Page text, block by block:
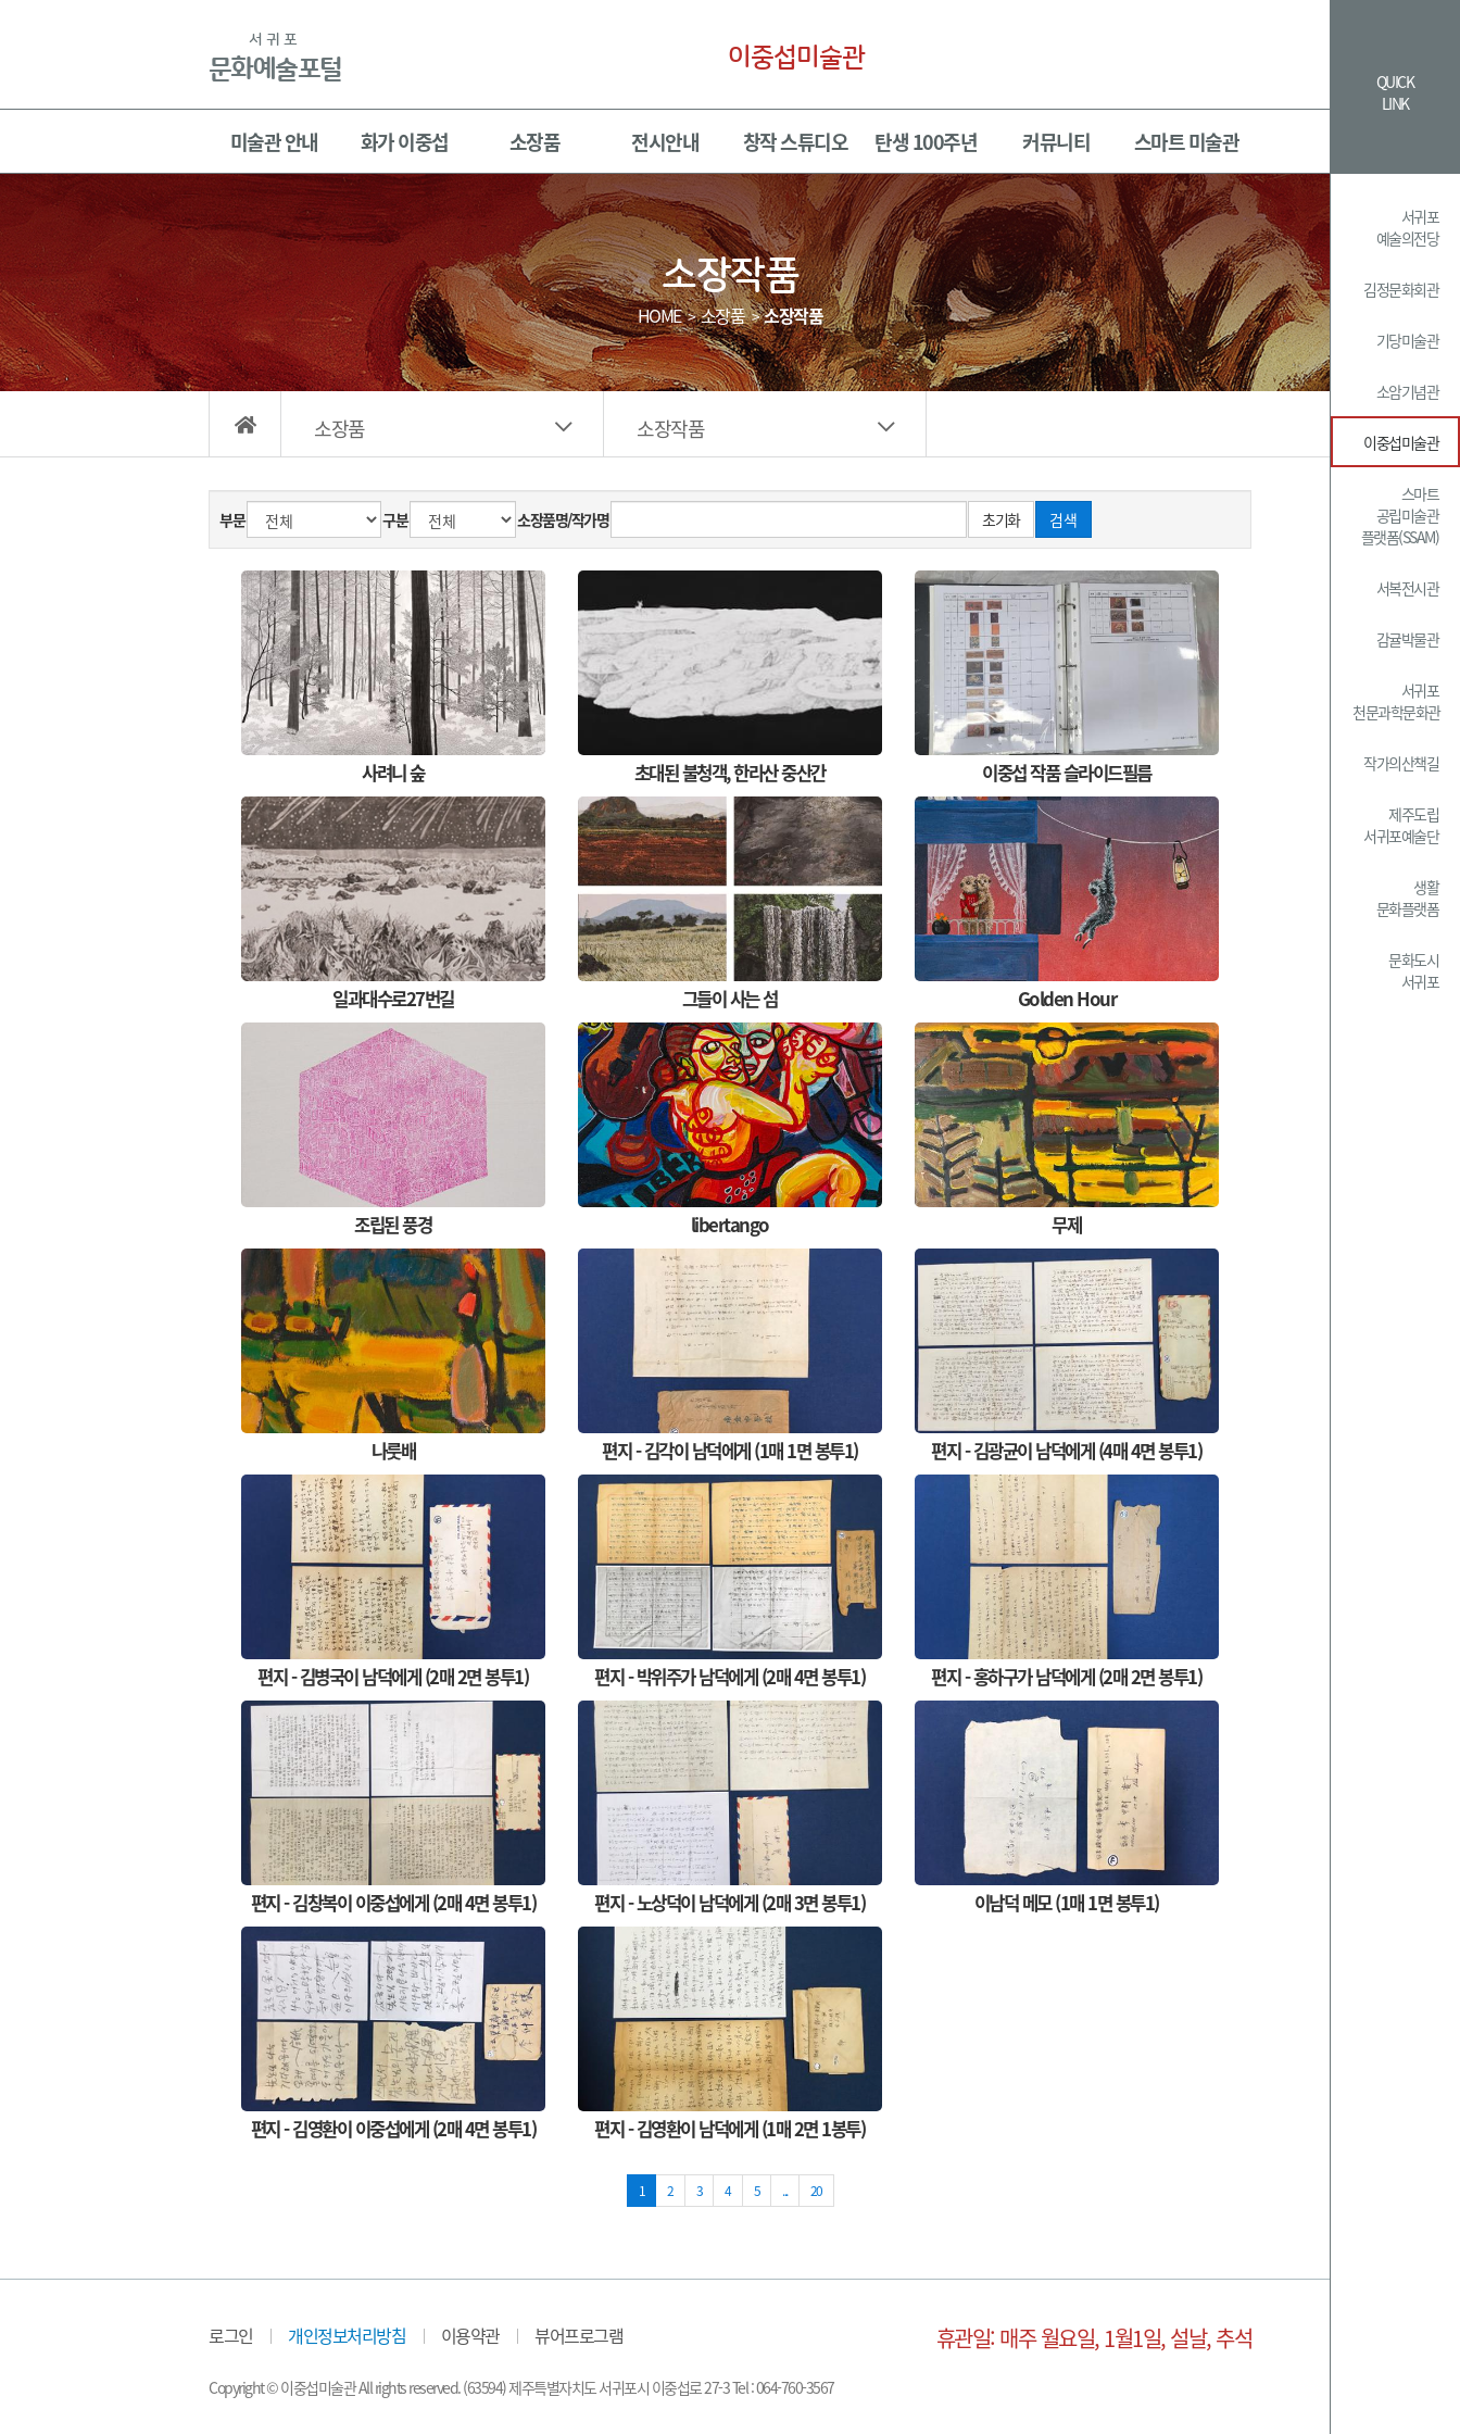
서귀포
문화예술포털 이중섭미술관
주메뉴
미술관 안내 화가 이중섭 소장품 전시안내 창작 스튜디오 탄생 100주년 커뮤니티 스마트 미술관
소장작품
HOME 소장품 소장작품
소장품 소장작품
부문 구분 소장품명/작가명 초기화 검색
사려니 숲 초대된 불청객, 한라산 중산간 이중섭 작품 슬라이드필름
일과대수로27번길 그들이 사는 섬 Golden Hour
조립된 풍경 libertango 무제
나룻배 편지 - 김각이 남덕에게 (1매 1면 봉투1) 편지 - 김광균이 남덕에게 (4매 4면 봉투1)
편지 - 김병국이 남덕에게 (2매 2면 봉투1) 편지 - 박위주가 남덕에게 (2매 4면 봉투1) 편지 - 홍하구가 남덕에게 (2매 2면 봉투1)
편지 - 김창복이 이중섭에게 (2매 4면 봉투1) 편지 - 노상덕이 남덕에게 (2매 3면 봉투1) 이남덕 메모 (1매 1면 봉투1)
편지 - 김영환이 이중섭에게 (2매 4면 봉투1) 편지 - 김영환이 남덕에게 (1매 2면 1봉투)
1 2 3 4 5 ... 20
휴관일: 매주 월요일, 1월1일, 설날, 추석
로그인 개인정보처리방침 이용약관 뷰어프로그램
Copyright © 이중섭미술관 All rights reserved. (63594) 제주특별자치도 서귀포시 이중섭로 27-3 Tel : 064-760-3567
QUICK
LINK
서귀포
예술의전당
김정문화회관
기당미술관
소암기념관
이중섭미술관
스마트
공립미술관
플랫폼(SSAM)
서복전시관
감귤박물관
서귀포
천문과학문화관
작가의산책길
제주도립
서귀포예술단
생활
문화플랫폼
문화도시
서귀포